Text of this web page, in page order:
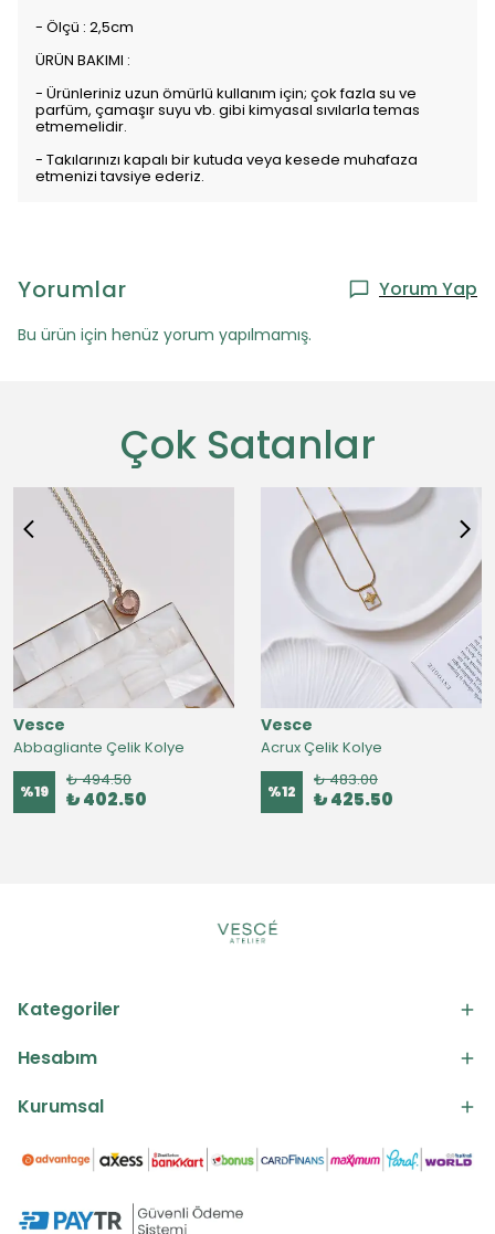
- Ölçü : 2,5cm
ÜRÜN BAKIMI :
- Ürünleriniz uzun ömürlü kullanım için; çok fazla su ve
parfüm, çamaşır suyu vb. gibi kimyasal sıvılarla temas
etmemelidir.
- Takılarınızı kapalı bir kutuda veya kesede muhafaza
etmenizi tavsiye ederiz.
Yorumlar Yorum Yap
Bu ürün için henüz yorum yapılmamış.
Çok Satanlar
Vesce
Abbagliante Çelik Kolye
%19
₺ 494.50
₺ 402.50
Vesce
Acrux Çelik Kolye
%12
₺ 483.00
₺ 425.50
Kategoriler
Hesabım
Kurumsal